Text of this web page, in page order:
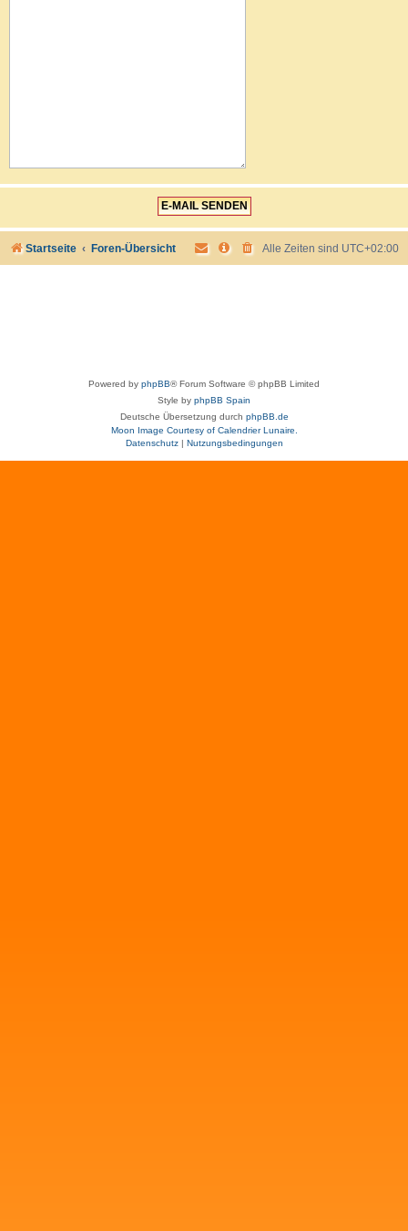
Startseite Foren-Übersicht Alle Zeiten sind UTC+02:00
Powered by phpBB® Forum Software © phpBB Limited
Style by phpBB Spain
Deutsche Übersetzung durch phpBB.de
Moon Image Courtesy of Calendrier Lunaire.
Datenschutz| Nutzungsbedingungen